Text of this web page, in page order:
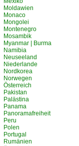
Moldawien
Monaco
Mongolei
Montenegro
Mosambik
Myanmar | Burma
Namibia
Neuseeland
Niederlande
Nordkorea
Norwegen
Österreich
Pakistan
Palästina
Panama
Panoramafreiheit
Peru
Polen
Portugal
Rumänien